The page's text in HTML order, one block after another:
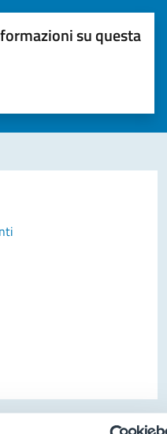
su questa
(da 1 a 5 stelle)
valutare la chiarezza delle
5